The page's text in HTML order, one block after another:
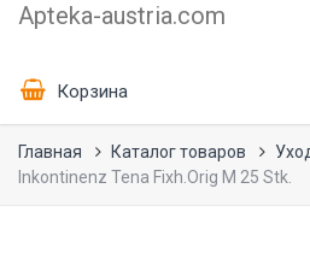
Apteka-austria.com
Корзина
Главная Каталог товаров
Inkontinenz Tena Fixh.Orig M 25 Stk.